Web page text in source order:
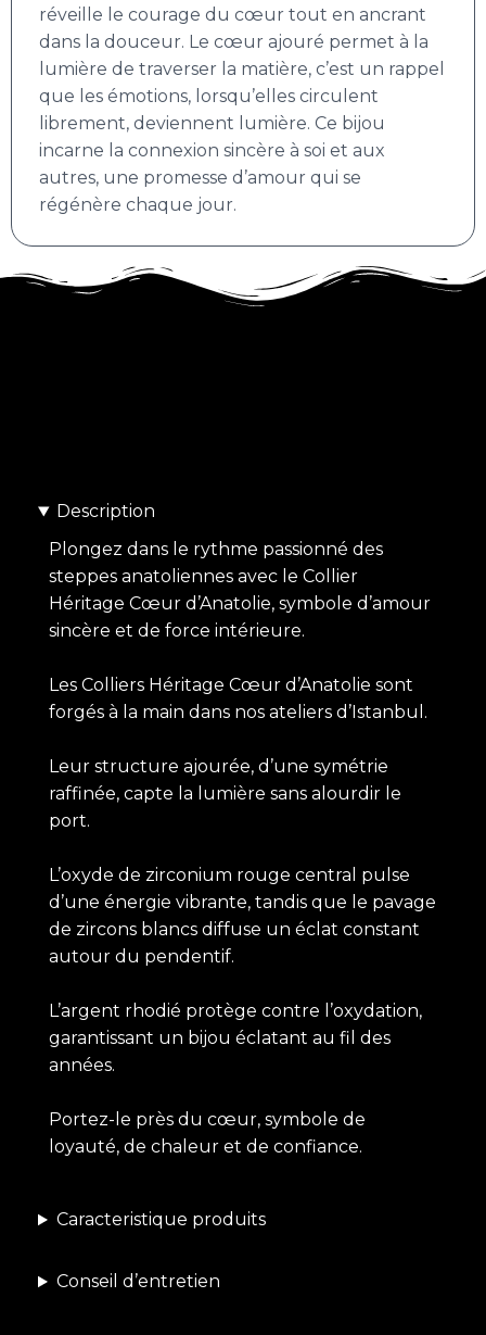
réveille le courage du cœur tout en ancrant
dans la douceur. Le cœur ajouré permet à la
lumière de traverser la matière, c’est un rappel
que les émotions, lorsqu’elles circulent
librement, deviennent lumière. Ce bijou
incarne la connexion sincère à soi et aux
autres, une promesse d’amour qui se
régénère chaque jour.
Description
Plongez dans le rythme passionné des
steppes anatoliennes avec le Collier
Héritage Cœur d’Anatolie, symbole d’amour
sincère et de force intérieure.
Les Colliers Héritage Cœur d’Anatolie sont
forgés à la main dans nos ateliers d’Istanbul.
Leur structure ajourée, d’une symétrie
raffinée, capte la lumière sans alourdir le
port.
L’oxyde de zirconium rouge central pulse
d’une énergie vibrante, tandis que le pavage
de zircons blancs diffuse un éclat constant
autour du pendentif.
L’argent rhodié protège contre l’oxydation,
garantissant un bijou éclatant au fil des
années.
Portez-le près du cœur, symbole de
loyauté, de chaleur et de confiance.
Caracteristique produits
Conseil d’entretien